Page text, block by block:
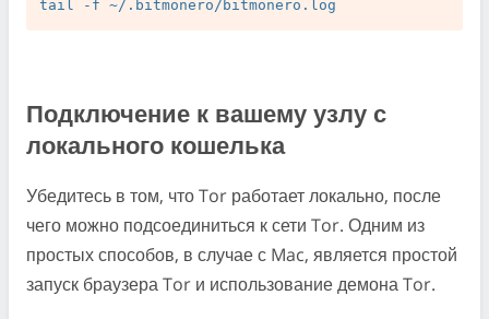
Подключение к вашему узлу с
локального кошелька
Убедитесь в том, что Tor работает локально, после
чего можно подсоединиться к сети Tor. Одним из
простых способов, в случае с Mac, является простой
запуск браузера Tor и использование демона Tor.